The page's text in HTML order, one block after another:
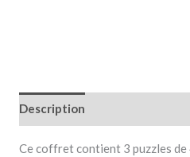
Description
Ce coffret contient 3 puzzles de